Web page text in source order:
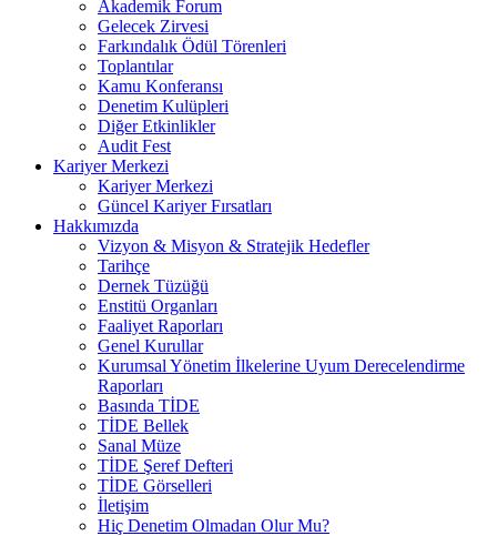
Akademik Forum
Gelecek Zirvesi
Farkındalık Ödül Törenleri
Toplantılar
Kamu Konferansı
Denetim Kulüpleri
Diğer Etkinlikler
Audit Fest
Kariyer Merkezi
Kariyer Merkezi
Güncel Kariyer Fırsatları
Hakkımızda
Vizyon & Misyon & Stratejik Hedefler
Tarihçe
Dernek Tüzüğü
Enstitü Organları
Faaliyet Raporları
Genel Kurullar
Kurumsal Yönetim İlkelerine Uyum Derecelendirme
Raporları
Basında TİDE
TİDE Bellek
Sanal Müze
TİDE Şeref Defteri
TİDE Görselleri
İletişim
Hiç Denetim Olmadan Olur Mu?